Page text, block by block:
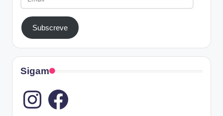
Subscreve
Sigam
Instagram